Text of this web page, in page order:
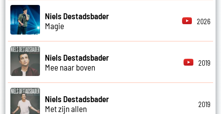
Niels Destadsbader
Magie
2026
Niels Destadsbader
Mee naar boven
2019
Niels Destadsbader
Met zijn allen
2019